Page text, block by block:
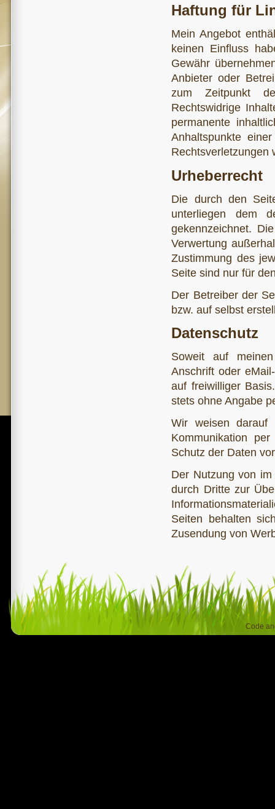
Haftung für
Mein Angebot
keinen Einfluss
Gewähr
Anbieter oder
zum Zeitpunkt
Rechtswidrige
permanente
Anhaltspunkte
Rechtsverletzungen
Urheberrecht
Die durch den
unterliegen dem
gekennzeichnet.
Verwertung
Zustimmung des
Seite sind nur für
Der Betreiber der
bzw. auf selbst
Datenschutz
Soweit auf
Anschrift oder
auf freiwilliger
stets ohne Angabe
Wir weisen darauf
Kommunikation
Schutz der Daten
Der Nutzung von
durch Dritte zur
Seiten behalten
Zusendung von
Code